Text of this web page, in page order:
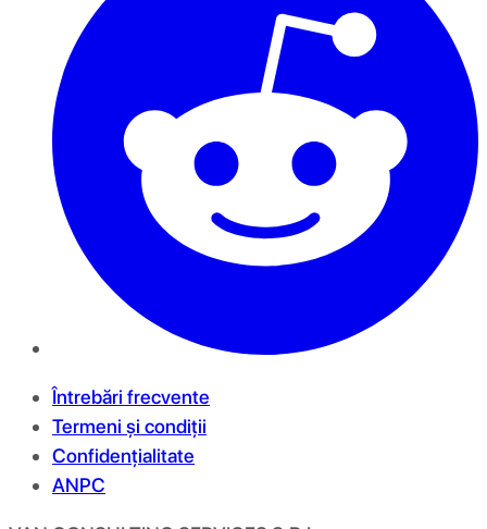
Întrebări frecvente
Termeni și condiții
Confidențialitate
ANPC